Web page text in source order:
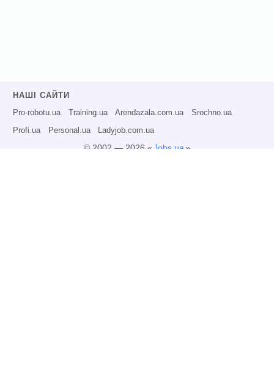
НАШІ САЙТИ
Pro-robotu.ua Training.ua Arendazala.com.ua Srochno.ua
Profi.ua Personal.ua Ladyjob.com.ua
© 2002 — 2026 « Jobs.ua»